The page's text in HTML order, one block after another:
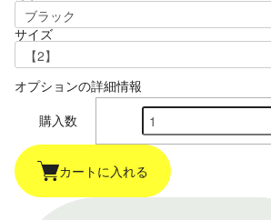
サイズ
オプションの詳細情報
購入数
カートに入れる